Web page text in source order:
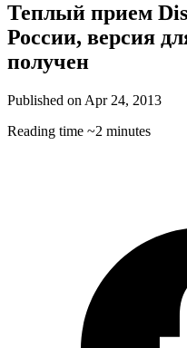
Теплый прием
России, версия
получен
Published on Apr 24, 2013
Reading time ~2 minutes